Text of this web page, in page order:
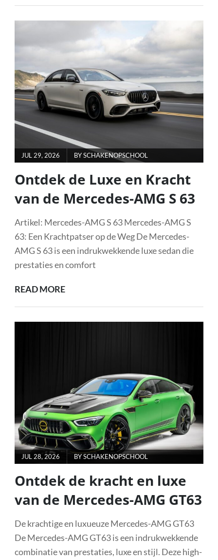
KRACHTIGE
PRESTATIES
EN
EFFICIËNTIE
IN
BEWEGING
POSTED
ON
JUL 29, 2026 BYSCHAKENOPSCHOOL
Ontdek de Luxe en Kracht
van de Mercedes-AMG S 63
Artikel: Mercedes-AMG S 63 Mercedes-AMG S
63: Een Krachtpatser op de Weg De Mercedes-
AMG S 63 is een indrukwekkende luxe sedan die
prestaties en comfort
READ MOREONTDEK
MERCEDES-
AMG
S
63
POSTED
ON
JUL 28, 2026 BYSCHAKENOPSCHOOL
Ontdek de kracht en luxe
van de Mercedes-AMG GT63
De krachtige en luxueuze Mercedes-AMG GT63
De Mercedes-AMG GT63 is een indrukwekkende
combinatie van prestaties, luxe en stijl. Deze high-